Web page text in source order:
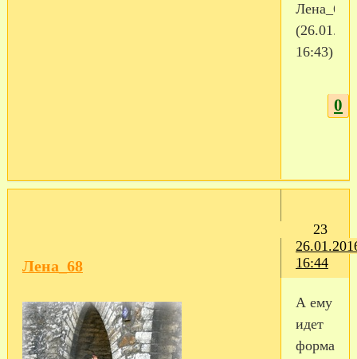
Лена_68
16:43)
0
23
16:44
Лена_68
А ему
идет
форма!